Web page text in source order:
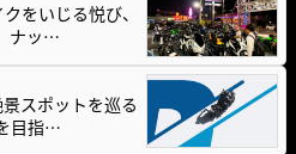
をいじる悦び、
ナッ…
スポットを巡る
目指…